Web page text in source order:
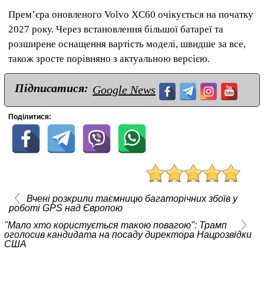
Прем’єра оновленого Volvo XC60 очікується на початку
2027 року. Через встановлення більшої батареї та
розширене оснащення вартість моделі, швидше за все,
також зросте порівняно з актуальною версією.
Підписатися: Google News
Поділитися:
Вчені розкрили таємницю багаторічних збоїв у
роботі GPS над Європою
"Мало хто користується такою повагою": Трамп
оголосив кандидата на посаду директора Нацрозвідки
США